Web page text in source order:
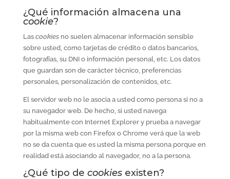
¿Qué información almacena una
cookie?
Las cookiesno suelen almacenar información sensible
sobre usted, como tarjetas de crédito o datos bancarios,
fotografías, su DNI o información personal, etc. Los datos
que guardan son de carácter técnico, preferencias
personales, personalización de contenidos, etc.
El servidor web no le asocia a usted como persona si no a
su navegador web. De hecho, si usted navega
habitualmente con Internet Explorer y prueba a navegar
por la misma web con Firefox o Chrome verá que la web
no se da cuenta que es usted la misma persona porque en
realidad está asociando al navegador, no a la persona.
¿Qué tipo de cookiesexisten?